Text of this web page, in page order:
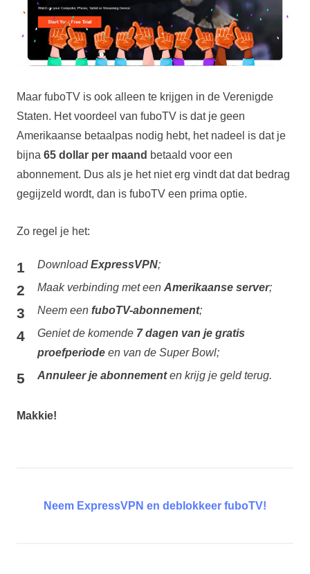
Maar fuboTV is ook alleen te krijgen in de Verenigde
Staten. Het voordeel van fuboTV is dat je geen
Amerikaanse betaalpas nodig hebt, het nadeel is dat je
bijna 65 dollar per maand betaald voor een
abonnement. Dus als je het niet erg vindt dat dat bedrag
gegijzeld wordt, dan is fuboTV een prima optie.
Zo regel je het:
DownloadExpressVPN;
Maak verbinding met een Amerikaanse server;
Neem een fuboTV-abonnement;
Geniet de komende 7 dagen van je gratis
proefperiodeen van de Super Bowl;
Annuleer je abonnementen krijg je geld terug.
Makkie!
Neem ExpressVPN en deblokkeer fuboTV!